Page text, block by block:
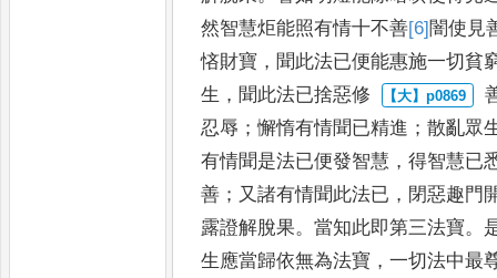
然智慧炬能照有情十不善[6]闇使見
悋財寶 ， 聞此法已便能惠施一切貧
生 ， 聞此法已捨惡修
忍辱 ；懈惰有情聞已精進 ；散亂眾
有情聞是法已便發智慧 ，得智慧已
善 ； 又諸有情聞此法已 ， 閉惡趣門
露證解脫果。當知此即第三法寶。
生應當歸依無為法寶 ，一切法中最